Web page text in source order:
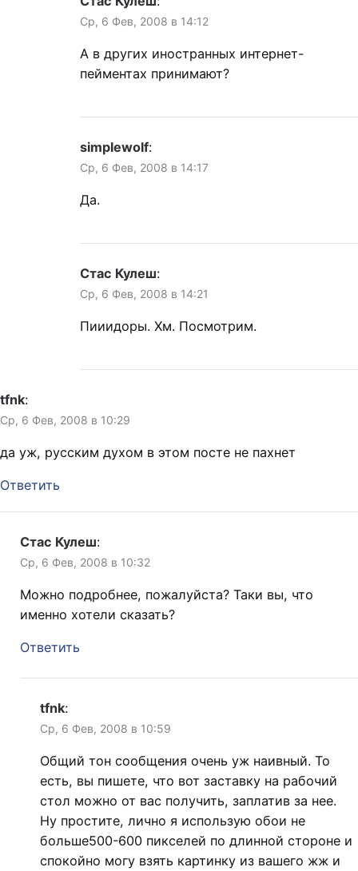
Ср, 6 Фев, 2008 в 14:12
А в других иностранных интернет-
пейментах принимают?
simplewolf:
Ср, 6 Фев, 2008 в 14:17
Да.
Стас Кулеш:
Ср, 6 Фев, 2008 в 14:21
Пииидоры. Хм. Посмотрим.
tfnk:
Ср, 6 Фев, 2008 в 10:29
да уж, русским духом в этом посте не пахнет
Ответить
Стас Кулеш:
Ср, 6 Фев, 2008 в 10:32
Можно подробнее, пожалуйста? Таки вы, что
именно хотели сказать?
Ответить
tfnk:
Ср, 6 Фев, 2008 в 10:59
Общий тон сообщения очень уж наивный. То
есть, вы пишете, что вот заставку на рабочий
стол можно от вас получить, заплатив за нее.
Ну простите, лично я использую обои не
больше500-600 пикселей по длинной стороне и
спокойно могу взять картинку из вашего жж и